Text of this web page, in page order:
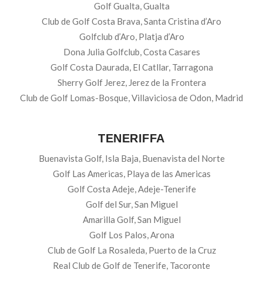
Golf Gualta, Gualta
Club de Golf Costa Brava, Santa Cristina d’Aro
Golfclub d’Aro, Platja d’Aro
Dona Julia Golfclub, Costa Casares
Golf Costa Daurada, El Catllar, Tarragona
Sherry Golf Jerez, Jerez de la Frontera
Club de Golf Lomas-Bosque, Villaviciosa de Odon, Madrid
TENERIFFA
Buenavista Golf, Isla Baja, Buenavista del Norte
Golf Las Americas, Playa de las Americas
Golf Costa Adeje, Adeje-Tenerife
Golf del Sur, San Miguel
Amarilla Golf, San Miguel
Golf Los Palos, Arona
Club de Golf La Rosaleda, Puerto de la Cruz
Real Club de Golf de Tenerife, Tacoronte